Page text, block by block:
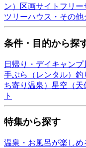
ン）
区画サイト フリー
ツリーハウス・その他
条件・目的から探
日帰り・デイキャンプ
手ぶら（レンタル） 釣
ち寄り温泉） 星空（天
ト
特集から探す
温泉・お風呂が楽しめ